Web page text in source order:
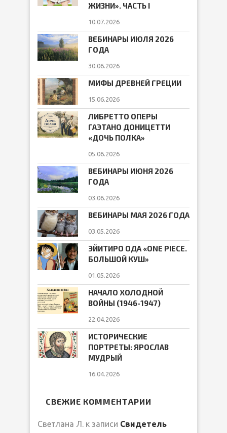
ЖИЗНИ». ЧАСТЬ I
10.07.2026
ВЕБИНАРЫ ИЮЛЯ 2026
ГОДА
30.06.2026
МИФЫ ДРЕВНЕЙ ГРЕЦИИ
15.06.2026
ЛИБРЕТТО ОПЕРЫ
ГАЭТАНО ДОНИЦЕТТИ
«ДОЧЬ ПОЛКА»
05.06.2026
ВЕБИНАРЫ ИЮНЯ 2026
ГОДА
03.06.2026
ВЕБИНАРЫ МАЯ 2026 ГОДА
03.05.2026
ЭЙИТИРО ОДА «ONE PIECE.
БОЛЬШОЙ КУШ»
01.05.2026
НАЧАЛО ХОЛОДНОЙ
ВОЙНЫ (1946-1947)
22.04.2026
ИСТОРИЧЕСКИЕ
ПОРТРЕТЫ: ЯРОСЛАВ
МУДРЫЙ
16.04.2026
СВЕЖИЕ КОММЕНТАРИИ
Светлана Л. к записи Свидетель